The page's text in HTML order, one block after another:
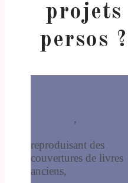
projets
persos ?
,
reproduisant des
couvertures de livres
anciens,